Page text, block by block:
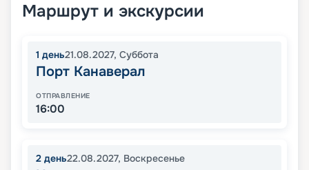
Маршрут и экскурсии
1 день21.08.2027, Суббота
Порт Канаверал
ОТПРАВЛЕНИЕ
16:00
2 день22.08.2027, Воскресенье